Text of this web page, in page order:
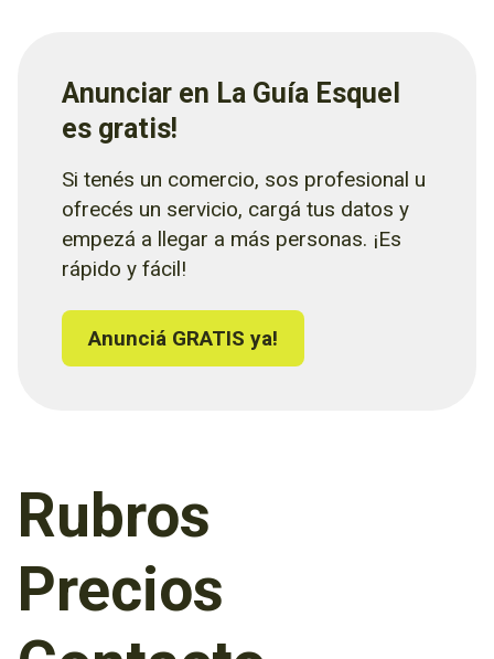
Anunciar en La Guía Esquel
es gratis!
Si tenés un comercio, sos profesional u
ofrecés un servicio, cargá tus datos y
empezá a llegar a más personas. ¡Es
rápido y fácil!
Anunciá GRATIS ya!
Rubros
Precios